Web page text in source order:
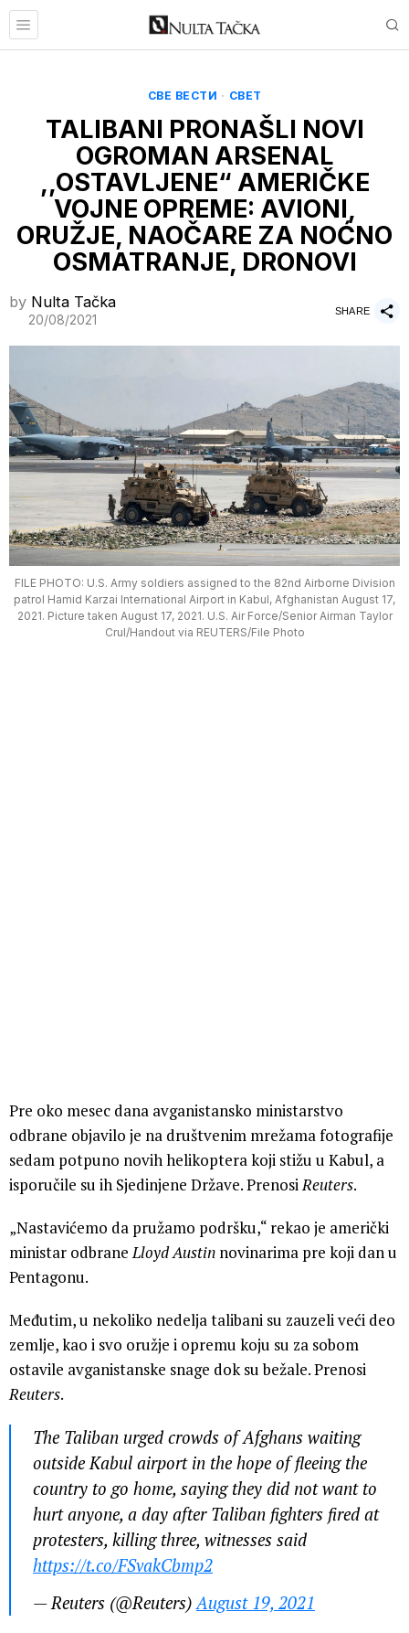
СВЕ ВЕСТИ · СВЕТ
TALIBANI PRONAŠLI NOVI
OGROMAN ARSENAL
,,OSTAVLJENE“ AMERIČKE
VOJNE OPREME: AVIONI,
ORUŽJE, NAOČARE ZA NOĆNO
OSMATRANJE, DRONOVI
by Nulta Tačka
20/08/2021
SHARE
FILE PHOTO: U.S. Army soldiers assigned to the 82nd Airborne Division
patrol Hamid Karzai International Airport in Kabul, Afghanistan August 17,
2021. Picture taken August 17, 2021. U.S. Air Force/Senior Airman Taylor
Crul/Handout via REUTERS/File Photo
Pre oko mesec dana avganistansko ministarstvo
odbrane objavilo je na društvenim mrežama fotografije
sedam potpuno novih helikoptera koji stižu u Kabul, a
isporučile su ih Sjedinjene Države. PrenosiReuters.
„Nastavićemo da pružamo podršku,“ rekao je američki
ministar odbraneLloyd Austin novinarima pre koji dan u
Pentagonu.
Međutim, u nekoliko nedelja talibani su zauzeli veći deo
zemlje, kao i svo oružje i opremu koju su za sobom
ostavile avganistanske snage dok su bežale. Prenosi
Reuters.
The Taliban urged crowds of Afghans waiting
outside Kabul airport in the hope of fleeing the
country to go home, saying they did not want to
hurt anyone, a day after Taliban fighters fired at
protesters, killing three, witnesses said
https://t.co/FSvakCbmp2
— Reuters (@Reuters)August 19, 2021